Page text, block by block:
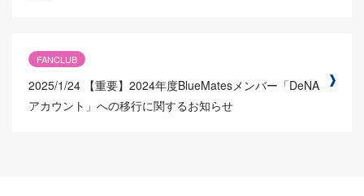
FANCLUB
2025/1/24 【重要】2024年度BlueMatesメンバー「DeNA
アカウント」への移行に関するお知らせ